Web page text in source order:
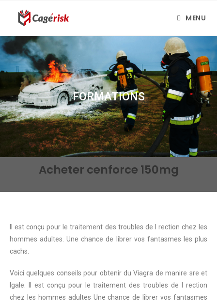
MENU
FORMATIONS
Acheter cenforce 150mg
Il est conçu pour letraitement des troubles de l rection chez les
hommes adultes. Une chance de librer vos fantasmes les plus
cachs.
Voici quelques conseils pour obtenir du Viagra de manire sre et
lgale. Il est conçu pour le traitement des troubles de l rection
chez les hommes adultes Une chance de librer vos fantasmes